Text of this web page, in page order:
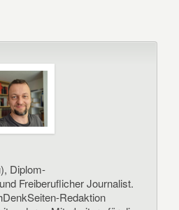
Diplom-
Freiberuflicher Journalist.
Redaktion